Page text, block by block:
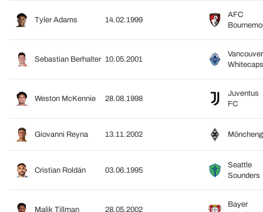
Tyler Adams 14.02.1999
AFC
Sebastian Berhalter 10.05.2001
Vancouver
Whitecaps
Weston McKennie 28.08.1998
Juventus
FC
Giovanni Reyna 13.11.2002
Cristian Roldán 03.06.1995
Seattle
Sounders
Malik Tillman 28.05.2002
Bayer